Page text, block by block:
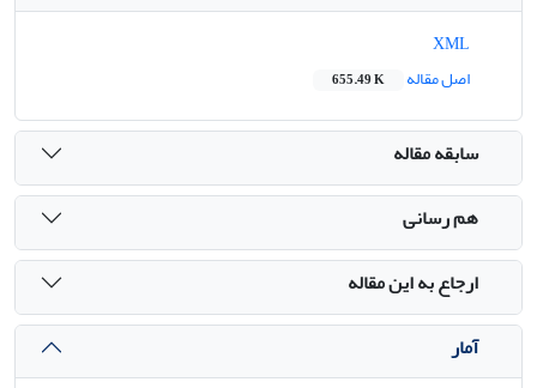
اصل مقاله
655.49 K
سابقه مقاله
هم رسانی
ارجاع به این مقاله
آمار